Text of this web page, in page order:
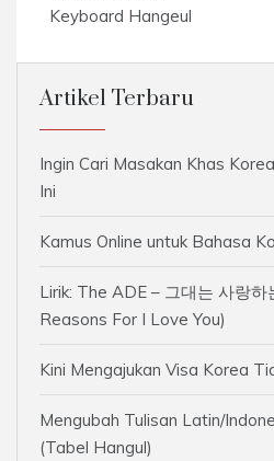
Keyboard Hangeul
Artikel Terbaru
Ingin Cari Masakan Khas
Ini
Kamus Online untuk Bahasa
Lirik: The ADE – 그대는 사랑
Reasons For I Love You)
Kini Mengajukan Visa Korea
Mengubah Tulisan Latin/
(Tabel Hangul)